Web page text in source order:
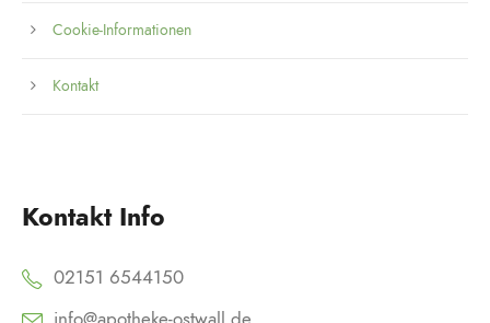
Cookie-Informationen
Kontakt
Kontakt Info
02151 6544150